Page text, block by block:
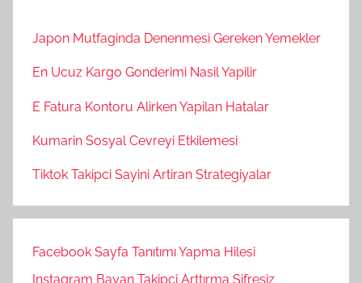
Japon Mutfaginda Denenmesi Gereken Yemekler
En Ucuz Kargo Gonderimi Nasil Yapilir
E Fatura Kontoru Alirken Yapilan Hatalar
Kumarin Sosyal Cevreyi Etkilemesi
Tiktok Takipci Sayini Artiran Strategiyalar
Facebook Sayfa Tanıtımı Yapma Hilesi
Instagram Bayan Takipçi Arttırma Şifresiz